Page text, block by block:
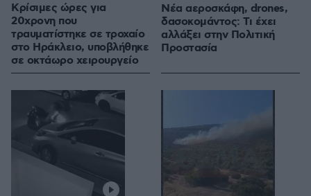
Κρίσιμες ώρες για
20χρονη που
τραυματίστηκε σε τροχαίο
στο Ηράκλειο, υποβλήθηκε
σε οκτάωρο χειρουργείο
Νέα αεροσκάφη, drones,
δασοκομάντος: Τι έχει
αλλάξει στην Πολιτική
Προστασία